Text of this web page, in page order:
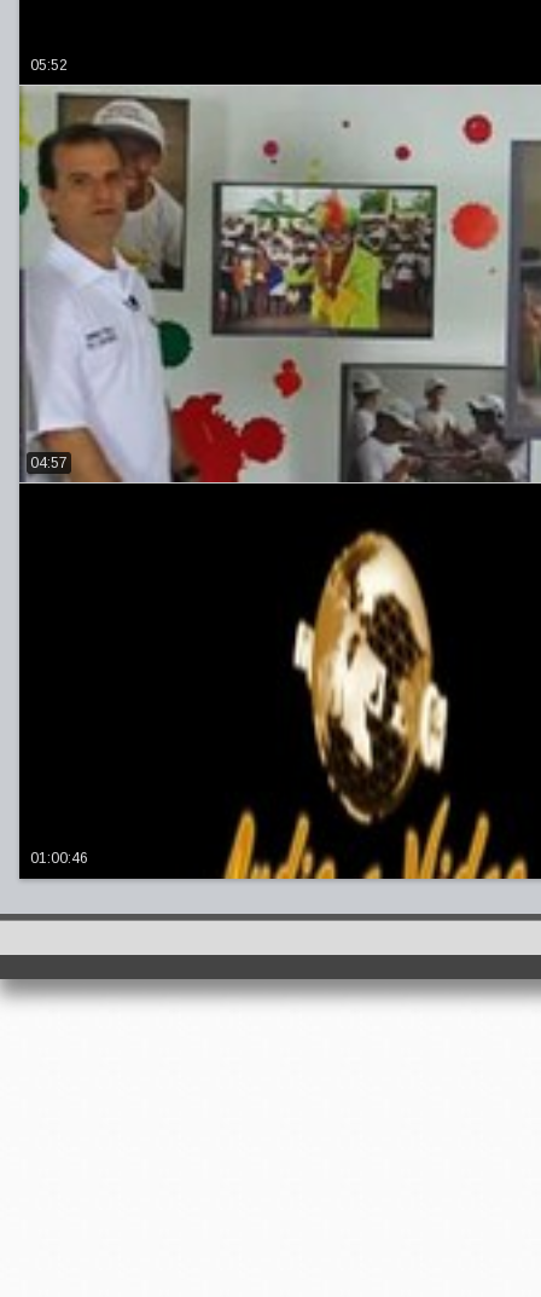
05:52
04:57
01:00:46